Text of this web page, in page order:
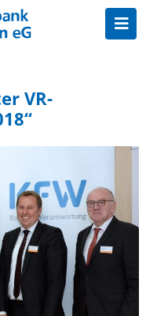
VR-